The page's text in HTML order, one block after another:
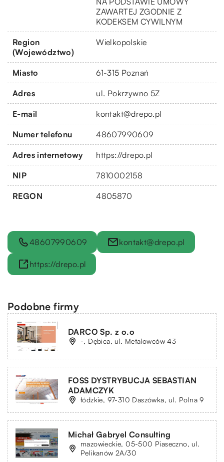
ZAWARTEJ ZGODNIE Z
KODEKSEM CYWILNYM
Region
(Województwo)
Wielkopolskie
Miasto 61-315 Poznań
Adres ul. Pokrzywno 5Z
E-mail kontakt@drepo.pl
Numer telefonu 48607990609
Adres internetowy https://drepo.pl
NIP 7810002158
REGON 4805870
48607990609 kontakt@drepo.pl
https://drepo.pl
Podobne firmy
DARCO Sp. z o.o
-, Dębica, ul. Metalowców 43
FOSS DYSTRYBUCJA SEBASTIAN
ADAMCZYK
łódzkie, 97-310 Daszówka, ul. Polna 9
Michał Gabryel Consulting
mazowieckie, 05-500 Piaseczno, ul.
Pelikanów 2A/30